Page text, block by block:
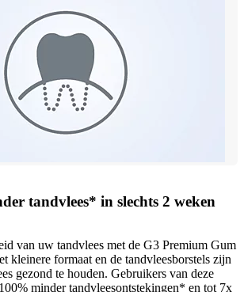
tandvlees* in slechts 2 weken
van uw tandvlees met de G3 Premium Gum
kleinere formaat en de tandvleesborstels zijn
gezond te houden. Gebruikers van deze
minder tandvleesontstekingen* en tot 7x